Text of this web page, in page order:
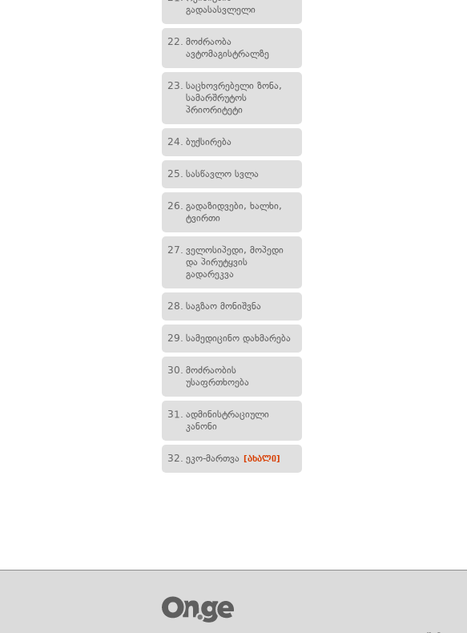
გადასასვლელი
22. მოძრაობა
ავტომაგისტრალზე
23. საცხოვრებელი ზონა,
სამარშრუტოს
პრიორიტეტი
24. ბუქსირება
25. სასწავლო სვლა
26. გადაზიდვები, ხალხი,
ტვირთი
27. ველოსიპედი, მოპედი
და პირუტყვის
გადარეკვა
28. საგზაო მონიშვნა
29. სამედიცინო დახმარება
30. მოძრაობის
უსაფრთხოება
31. ადმინისტრაციული
კანონი
32. ეკო-მართვა [ახალი]